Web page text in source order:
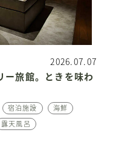
2026.07.07
ー旅館。ときを味わ
宿泊施設
海鮮
露天風呂